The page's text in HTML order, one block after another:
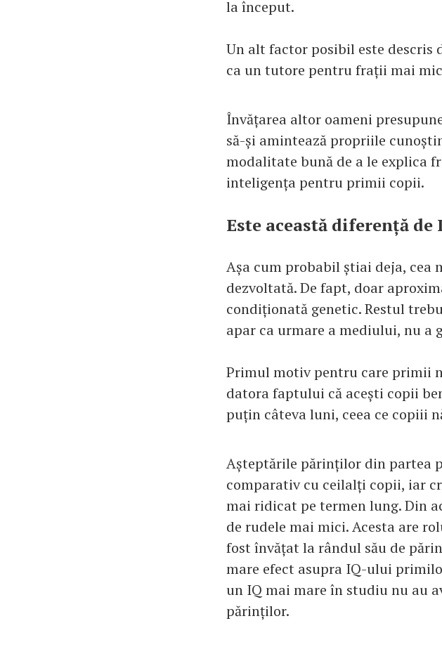
la început.
Un alt factor posibil este
ca un tutore pentru frații mai
Învățarea altor oameni
să-și amintează propriile
modalitate bună de a le explica
inteligența pentru primii copii.
Este această diferență
Așa cum probabil știai deja, cea
dezvoltată. De fapt, doar
condiționată genetic. Restul
apar ca urmare a mediului, nu a
Primul motiv pentru care primii
datora faptului că acești copii
puțin câteva luni, ceea ce copiii
Așteptările părinților din partea
comparativ cu ceilalți copii, iar
mai ridicat pe termen lung. Din
de rudele mai mici. Acesta are
fost învățat la rândul său de
mare efect asupra IQ-ului
un IQ mai mare în studiu nu au
părinților.